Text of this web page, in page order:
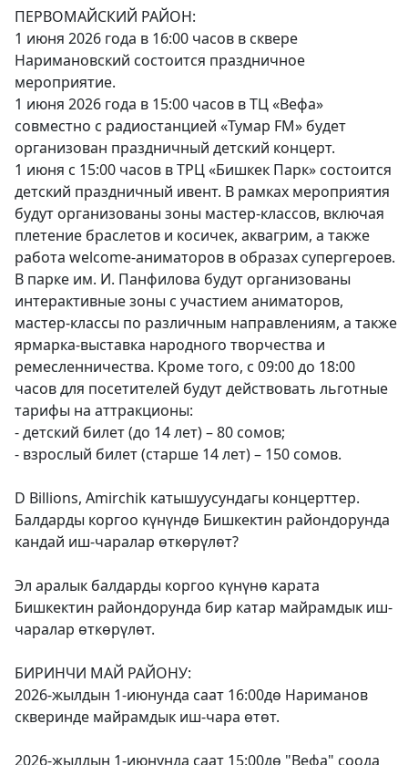
ПЕРВОМАЙСКИЙ РАЙОН:
1 июня 2026 года в 16:00 часов в сквере
Наримановский состоится праздничное
мероприятие.
1 июня 2026 года в 15:00 часов в ТЦ «Вефа»
совместно с радиостанцией «Тумар FM» будет
организован праздничный детский концерт.
1 июня с 15:00 часов в ТРЦ «Бишкек Парк» состоится
детский праздничный ивент. В рамках мероприятия
будут организованы зоны мастер-классов, включая
плетение браслетов и косичек, аквагрим, а также
работа welcome-аниматоров в образах супергероев.
В парке им. И. Панфилова будут организованы
интерактивные зоны с участием аниматоров,
мастер-классы по различным направлениям, а также
ярмарка-выставка народного творчества и
ремесленничества. Кроме того, с 09:00 до 18:00
часов для посетителей будут действовать льготные
тарифы на аттракционы:
- детский билет (до 14 лет) – 80 сомов;
- взрослый билет (старше 14 лет) – 150 сомов.
D Billions, Amirchik катышуусундагы концерттер.
Балдарды коргоо күнүндө Бишкектин райондорунда
кандай иш-чаралар өткөрүлөт?
Эл аралык балдарды коргоо күнүнө карата
Бишкектин райондорунда бир катар майрамдык иш-
чаралар өткөрүлөт.
БИРИНЧИ МАЙ РАЙОНУ:
2026-жылдын 1-июнунда саат 16:00дө Нариманов
скверинде майрамдык иш-чара өтөт.
2026-жылдын 1-июнунда саат 15:00дө "Вефа" соода